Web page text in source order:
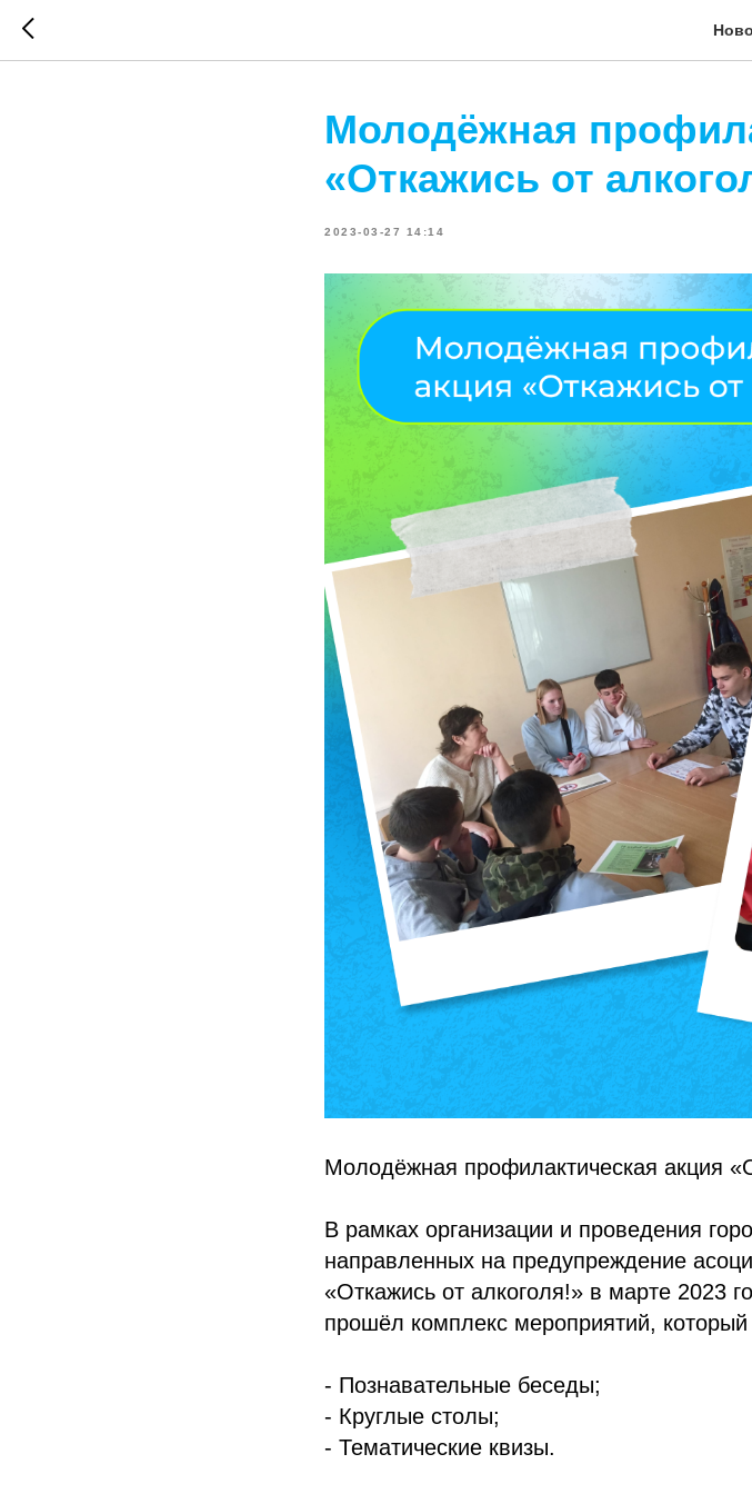
Молодёжная
«Откажись от
2023-03-27 14:14
Молодёжная профилактическая акция
В рамках организации и проведения
направленных на предупреждение
«Откажись от алкоголя!» в марте 2023
прошёл комплекс мероприятий,
- Познавательные беседы;
- Круглые столы;
- Тематические квизы.